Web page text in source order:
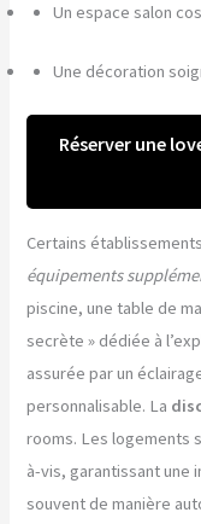
Un espace salon
Une décoration
Réserver une
Certains
équipements
piscine, une table de
secrète » dédiée à
assurée par un
personnalisable. La
rooms. Les logements
à-vis, garantissant une
souvent de manière